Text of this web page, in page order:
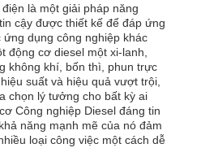
là một giải pháp năng
cậy được thiết kế để đáp ứng
dụng công nghiệp khác
động cơ diesel một xi-lanh,
không khí, bốn thì, phun trực
suất và hiệu quả vượt trội,
chọn lý tưởng cho bất kỳ ai
Công nghiệp Diesel đáng tin
năng mạnh mẽ của nó đảm
loại công việc một cách dễ